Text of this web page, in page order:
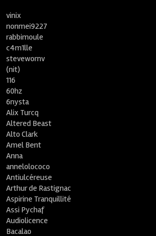
vinix
nonmei9227
rabbimoule
c4m1lle
stevewornv
(nit)
116
60hz
6nysta
Alix Turcq
Altered Beast
Alto Clark
Amel Bent
Anna
annelolococo
Antiulcéreuse
Arthur de Rastignac
Aspirine Tranquillité
Assi Pychaf
Audiolicence
Bacalao